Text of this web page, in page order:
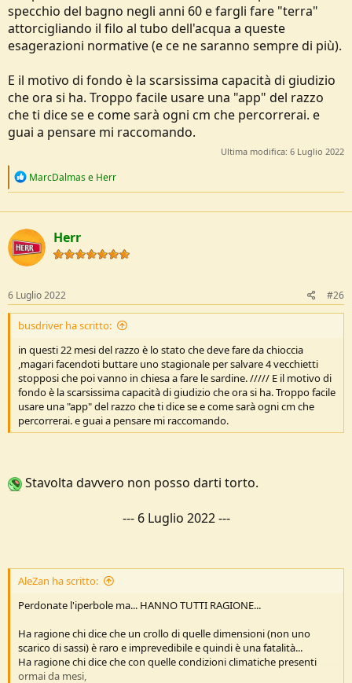
specchio del bagno negli anni 60 e fargli fare "terra"
attorcigliando il filo al tubo dell'acqua a queste
esagerazioni normative (e ce ne saranno sempre di più).
E il motivo di fondo è la scarsissima capacità di giudizio
che ora si ha. Troppo facile usare una "app" del razzo
che ti dice se e come sarà ogni cm che percorrerai. e
guai a pensare mi raccomando.
Ultima modifica: 6 Luglio 2022
R
c
t
i
o
n
MarcDalmase Herr
Herr
6 Luglio 2022 #26
busdriver ha scritto:
in questi 22 mesi del razzo è lo stato che deve fare da chioccia
,magari facendoti buttare uno stagionale per salvare 4 vecchietti
stopposi che poi vanno in chiesa a fare le sardine. ///// E il motivo di
fondo è la scarsissima capacità di giudizio che ora si ha. Troppo facile
usare una "app" del razzo che ti dice se e come sarà ogni cm che
percorrerai. e guai a pensare mi raccomando.
Stavolta davvero non posso darti torto.
--- 6 Luglio 2022---
AleZan ha scritto:
Perdonate l'iperbole ma... HANNO TUTTI RAGIONE...
Ha ragione chi dice che un crollo di quelle dimensioni (non uno
scarico di sassi) è raro e imprevedibile e quindi è una fatalità...
Ha ragione chi dice che con quelle condizioni climatiche presenti
ormai da mesi,